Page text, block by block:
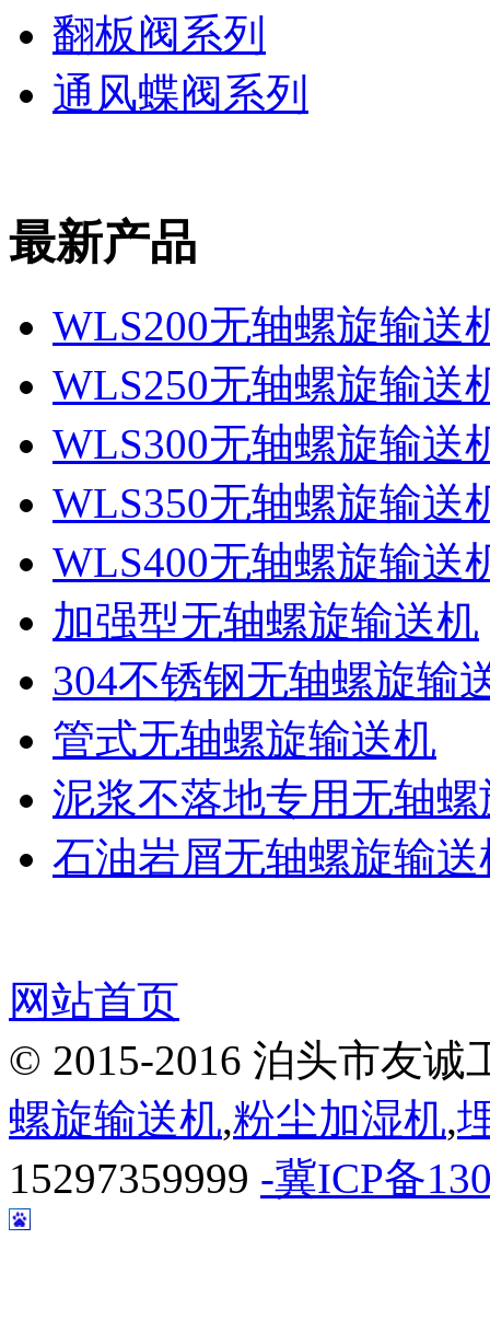
翻板阀系列
通风蝶阀系列
最新产品
WLS200无轴螺旋输送
WLS250无轴螺旋输送
WLS300无轴螺旋输送
WLS350无轴螺旋输送
WLS400无轴螺旋输送
加强型无轴螺旋输送机
304不锈钢无轴螺旋输
管式无轴螺旋输送机
泥浆不落地专用无轴
石油岩屑无轴螺旋输送
网站首页
© 2015-2016 泊头市友
螺旋输送机,粉尘加湿机,
15297359999 -冀ICP备